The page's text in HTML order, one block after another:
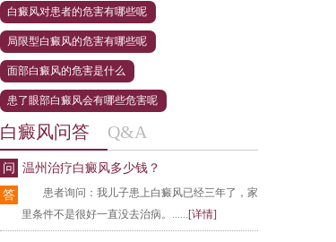
白癜风对患者的危害有哪些呢
局限型白癜风的危害有哪些呢
面部白癜风的危害是什么
患了眼部白癜风会有哪些危害呢
白癜风问答 Q&A
问
温州治疗白癜风多少钱？
答
患者询问：我儿子患上白癜风已经三年了，家
里条件不是很好一直没去治病。......[详情]